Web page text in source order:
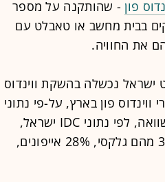
פון - שהותקנה על מספר
בבית מחשב או טאבלט עם
נכשלה בהשקת ווינדוס
ווינדוס פון בארץ, על-פי נתוני
חברות הסלולר הגדולות שנמסרו ל"גלובס". לשם ההשוואה, לפי נתוני IDC ישראל,
ב-2013 נמכרו בארץ 2.4 מיליון טלפונים חכמים - 34% מהם גלקסי, 28% אייפונים,